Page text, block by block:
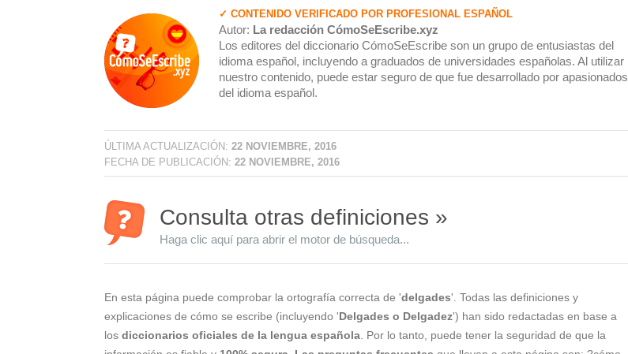
✓ CONTENIDO VERIFICADO POR PROFESIONAL ESPAÑOL
Autor: La redacción CómoSeEscribe.xyz
Los editores del diccionario CómoSeEscribe son un grupo de entusiastas del
idioma español, incluyendo a graduados de universidades españolas. Al utilizar
nuestro contenido, puede estar seguro de que fue desarrollado por apasionados
del idioma español.
ÚLTIMA ACTUALIZACIÓN: 22 NOVIEMBRE, 2016
FECHA DE PUBLICACIÓN: 22 NOVIEMBRE, 2016
Consulta otras definiciones »
Haga clic aquí para abrir el motor de búsqueda...
En esta página puede comprobar la ortografía correcta de 'delgades'. Todas las definiciones y
explicaciones de cómo se escribe (incluyendo 'Delgades o Delgadez') han sido redactadas en base a
los diccionarios oficiales de la lengua española . Por lo tanto, puede tener la seguridad de que la